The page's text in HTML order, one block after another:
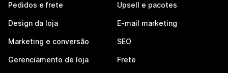
Pedidos e frete
Design da loja
Marketing e conversão
Gerenciamento de loja
Upsell e pacotes
E-mail marketing
SEO
Frete